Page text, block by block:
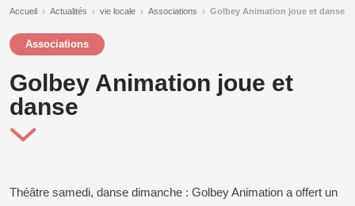
Accueil › Actualités › vie locale › Associations › Golbey Animation joue et danse
Associations
Golbey Animation joue et
danse
Théâtre samedi, danse dimanche : Golbey Animation a offert un